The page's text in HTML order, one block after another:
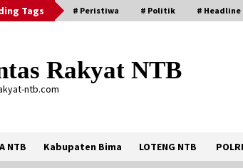
Tags # Peristiwa # Politik # Headline
Rakyat NTB
ntb.com
NTB Kabupaten Bima LOTENG NTB